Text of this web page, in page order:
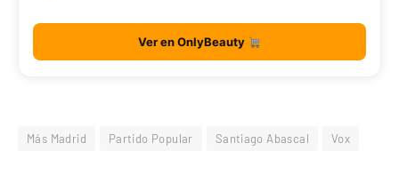
Ver en OnlyBeauty
Más Madrid Partido Popular Santiago Abascal Vox